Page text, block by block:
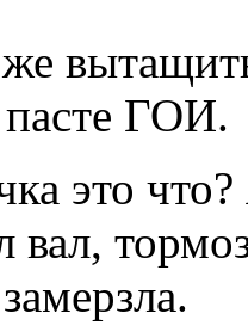
ГОИ.
это
вал,